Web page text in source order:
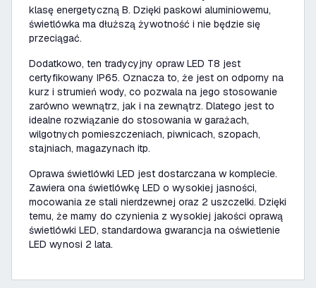
klasę energetyczną B. Dzięki paskowi aluminiowemu,
świetlówka ma dłuższą żywotność i nie będzie się
przeciągać.
Dodatkowo, ten tradycyjny opraw LED T8 jest
certyfikowany IP65. Oznacza to, że jest on odporny na
kurz i strumień wody, co pozwala na jego stosowanie
zarówno wewnątrz, jak i na zewnątrz. Dlatego jest to
idealne rozwiązanie do stosowania w garażach,
wilgotnych pomieszczeniach, piwnicach, szopach,
stajniach, magazynach itp.
Oprawa świetlówki LED jest dostarczana w komplecie.
Zawiera ona świetlówkę LED o wysokiej jasności,
mocowania ze stali nierdzewnej oraz 2 uszczelki. Dzięki
temu, że mamy do czynienia z wysokiej jakości oprawą
świetlówki LED, standardowa gwarancja na oświetlenie
LED wynosi 2 lata.